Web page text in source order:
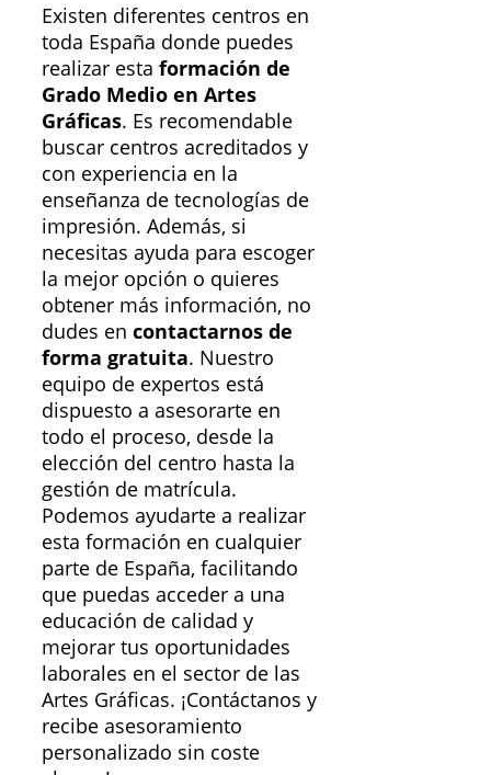
Existen diferentes centros en
toda España donde puedes
realizar esta formación de
Grado Medio en Artes
Gráficas. Es recomendable
buscar centros acreditados y
con experiencia en la
enseñanza de tecnologías de
impresión. Además, si
necesitas ayuda para escoger
la mejor opción o quieres
obtener más información, no
dudes en contactarnos de
forma gratuita. Nuestro
equipo de expertos está
dispuesto a asesorarte en
todo el proceso, desde la
elección del centro hasta la
gestión de matrícula.
Podemos ayudarte a realizar
esta formación en cualquier
parte de España, facilitando
que puedas acceder a una
educación de calidad y
mejorar tus oportunidades
laborales en el sector de las
Artes Gráficas. ¡Contáctanos y
recibe asesoramiento
personalizado sin coste